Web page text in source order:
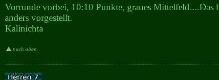
Vorrunde vorbei, 10:10 Punkte, graues Mittelfeld....Das
anders vorgestellt.
Kalinichta
nach oben